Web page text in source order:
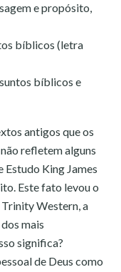
e propósito,
bíblicos (letra
bíblicos e
antigos que os
refletem alguns
Estudo King James
Este fato levou o
Western, a
mais
significa?
de Deus como